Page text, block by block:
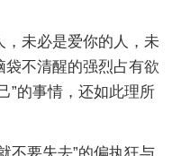
未必是爱你的人，未
不清醒的强烈占有欲
”的事情，还如此理所